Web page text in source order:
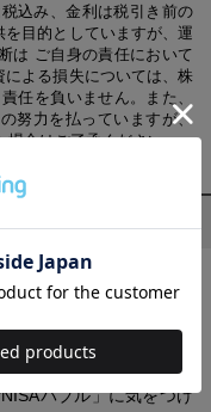
込み、金利は税引き前の
目的としていますが、運
は ご自身の責任において
よる損失については、株
任を負いません。また、
努力を払っていますが、
場合はご了承ください。
塾大学大学院理工学研
を設立し、資産形成に
バブル」に気をつけ